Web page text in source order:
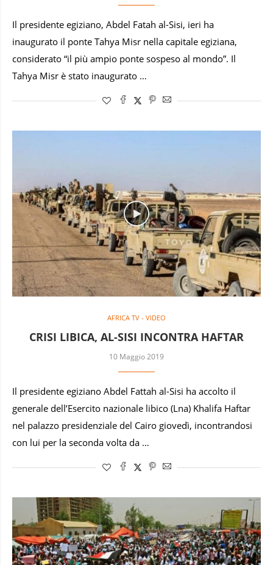
Il presidente egiziano, Abdel Fatah al-Sisi, ieri ha
inaugurato il ponte Tahya Misr nella capitale egiziana,
considerato “il più ampio ponte sospeso al mondo”. Il
Tahya Misr è stato inaugurato …
AFRICA TV - VIDEO
CRISI LIBICA, AL-SISI INCONTRA HAFTAR
10 Maggio 2019
Il presidente egiziano Abdel Fattah al-Sisi ha accolto il
generale dell’Esercito nazionale libico (Lna) Khalifa Haftar
nel palazzo presidenziale del Cairo giovedì, incontrandosi
con lui per la seconda volta da …